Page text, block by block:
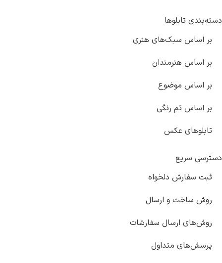
دسته‌بندی تابلوها
بر اساس سبک‌های هنری
بر اساس هنرمندان
بر اساس موضوع
بر اساس تم رنگی
تابلوهای عکس
دسترسی سریع
ثبت سفارش دلخواه
روش ساخت و ارسال
روش‌های ارسال سفارشات
پرسش‌های متداول